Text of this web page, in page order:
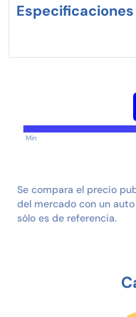
Especificaciones
Min
Se compara el precio
del mercado con un
sólo es de referencia.